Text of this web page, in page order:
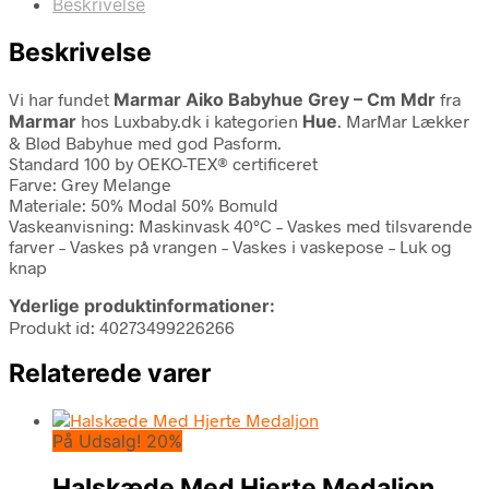
Beskrivelse
Beskrivelse
Vi har fundet Marmar Aiko Babyhue Grey – Cm Mdr fra
Marmar hos Luxbaby.dk i kategorien Hue. MarMar Lækker
& Blød Babyhue med god Pasform.
Standard 100 by OEKO-TEX® certificeret
Farve: Grey Melange
Materiale: 50% Modal 50% Bomuld
Vaskeanvisning: Maskinvask 40°C – Vaskes med tilsvarende
farver – Vaskes på vrangen – Vaskes i vaskepose – Luk og
knap
Yderlige produktinformationer:
Produkt id: 40273499226266
Relaterede varer
På Udsalg! 20%